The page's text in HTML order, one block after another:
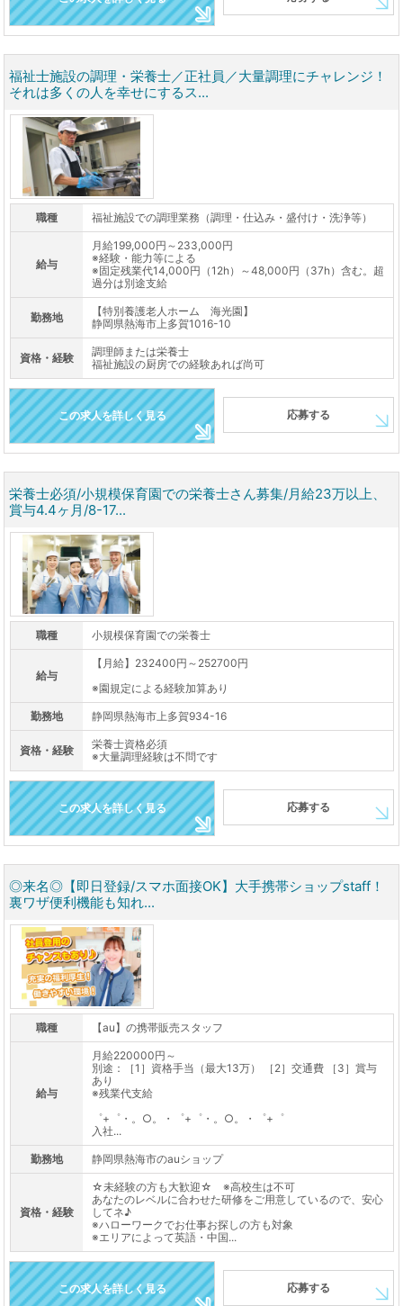
福祉士施設の調理・栄養士／正社員／大量調理にチャレンジ！
それは多くの人を幸せにするス...
職種 福祉施設での調理業務（調理・仕込み・盛付け・洗浄等）
給与
月給199,000円～233,000円
※経験・能力等による
※固定残業代14,000円（12h）～48,000円（37h）含む。超
過分は別途支給
勤務地
【特別養護老人ホーム 海光園】
静岡県熱海市上多賀1016-10
資格・経験
調理師または栄養士
福祉施設の厨房での経験あれば尚可
この求人を詳しく見る 応募する
栄養士必須/小規模保育園での栄養士さん募集/月給23万以上、
賞与4.4ヶ月/8-17...
職種 小規模保育園での栄養士
給与
【月給】232400円～252700円
※園規定による経験加算あり
勤務地 静岡県熱海市上多賀934-16
資格・経験
栄養士資格必須
※大量調理経験は不問です
この求人を詳しく見る 応募する
◎来名◎【即日登録/スマホ面接OK】大手携帯ショップstaff！
裏ワザ便利機能も知れ...
職種 【au】の携帯販売スタッフ
給与
月給220000円～
別途：［1］資格手当（最大13万） ［2］交通費 ［3］賞与
あり
※残業代支給
゜+゜・。○。・゜+゜・。○。・゜+゜
入社...
勤務地 静岡県熱海市のauショップ
資格・経験
☆未経験の方も大歓迎☆ ※高校生は不可
あなたのレベルに合わせた研修をご用意しているので、安心
してネ♪
※ハローワークでお仕事お探しの方も対象
※エリアによって英語・中国...
この求人を詳しく見る 応募する